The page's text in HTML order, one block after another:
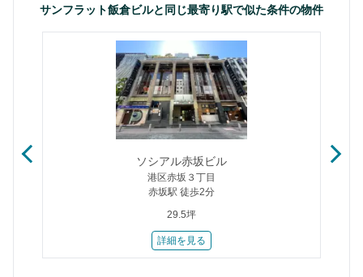
サンフラット飯倉ビルと同じ最寄り駅で似た条件の物件
ソシアル赤坂ビル
港区赤坂３丁目
赤坂駅 徒歩2分
29.5坪
詳細を見る